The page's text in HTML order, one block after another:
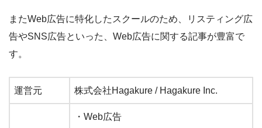
またWeb広告に特化したスクールのため、リスティング広
告やSNS広告といった、Web広告に関する記事が豊富で
す。
運営元 株式会社Hagakure / Hagakure Inc.
・Web広告